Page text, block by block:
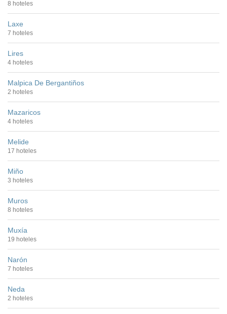
8 hoteles
Laxe
7 hoteles
Lires
4 hoteles
Malpica De Bergantiños
2 hoteles
Mazaricos
4 hoteles
Melide
17 hoteles
Miño
3 hoteles
Muros
8 hoteles
Muxía
19 hoteles
Narón
7 hoteles
Neda
2 hoteles